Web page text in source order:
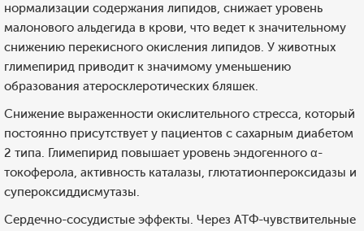
нормализации содержания липидов, снижает уровень
малонового альдегида в крови, что ведет к значительному
снижению перекисного окисления липидов. У животных
глимепирид приводит к значимому уменьшению
образования атеросклеротических бляшек.
Снижение выраженности окислительного стресса, который
постоянно присутствует у пациентов с сахарным диабетом
2 типа. Глимепирид повышает уровень эндогенного α-
токоферола, активность каталазы, глютатионпероксидазы и
супероксиддисмутазы.
Сердечно-сосудистые эффекты. Через АТФ-чувствительные